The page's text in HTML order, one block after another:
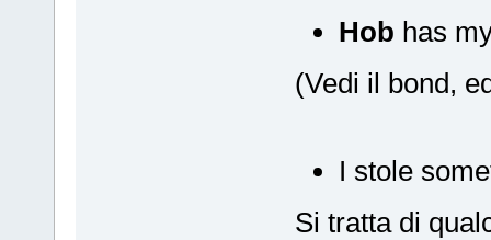
Hob has
(Vedi il bond,
I stole
Si tratta di